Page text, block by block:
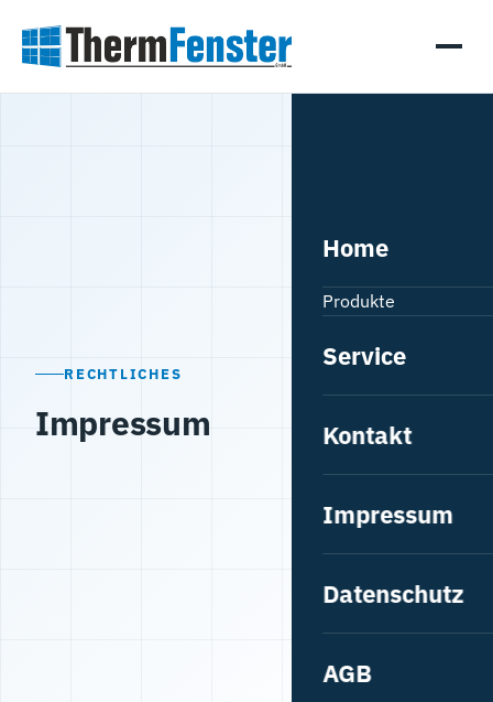
Home
Produkte
Haustüren
Garagentore
Terrassendächer
Wintergärten
Markisen
Service
Kontakt
Impressum
Datenschutz
AGB
RECHTLICHES
Impressum